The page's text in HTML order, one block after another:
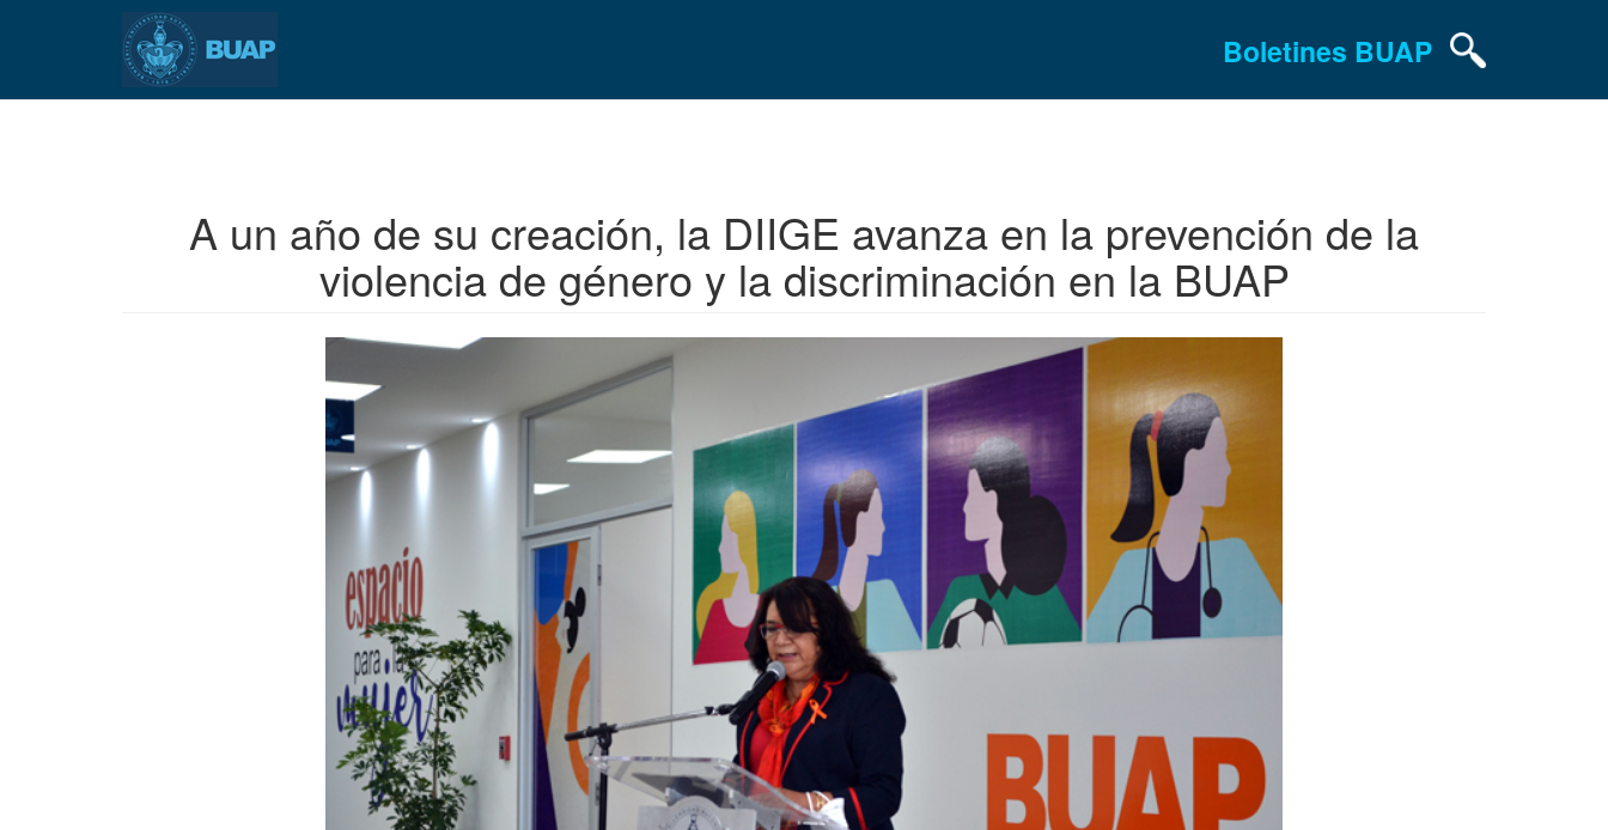
Boletines BUAP
A un año de su creación, la DIIGE avanza en la prevención de la
violencia de género y la discriminación en la BUAP